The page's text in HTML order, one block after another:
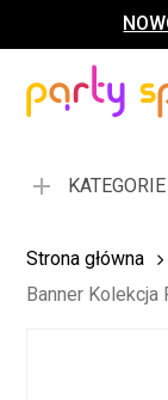
to
content
KATEGORIE
Strona główna
Banner